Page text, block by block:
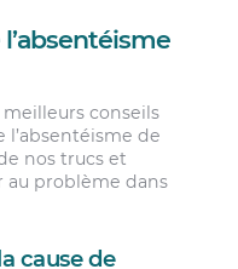
meilleurs conseils
de
nos trucs et
au problème dans
cause de